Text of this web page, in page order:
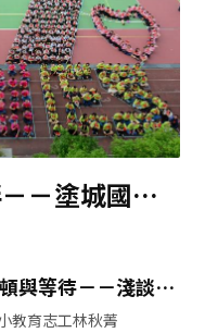
－塗城國小
與等待－－淺談孩
得
教育志工林秋菁